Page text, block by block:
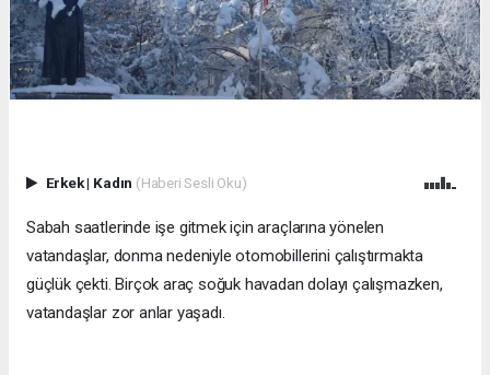
Erkek| Kadın (Haberi Sesli Oku)
Sabah saatlerinde işe gitmek için araçlarına yönelen
vatandaşlar, donma nedeniyle otomobillerini çalıştırmakta
güçlük çekti. Birçok araç soğuk havadan dolayı çalışmazken,
vatandaşlar zor anlar yaşadı.